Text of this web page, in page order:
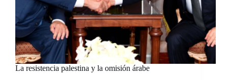
La resistencia palestina y la omisión árabe